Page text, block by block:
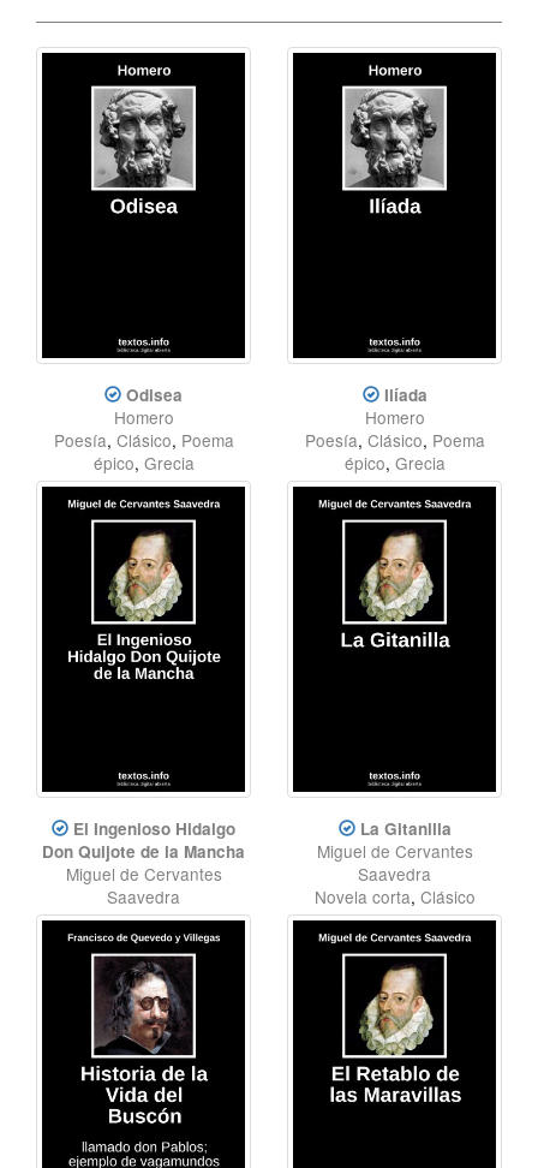
Odisea
Homero
Poesía, Clásico, Poema
épico, Grecia
Ilíada
Homero
Poesía, Clásico, Poema
épico, Grecia
El Ingenioso Hidalgo
Don Quijote de la Mancha
Miguel de Cervantes
Saavedra
Novela,Clásico
La Gitanilla
Miguel de Cervantes
Saavedra
Novela corta, Clásico